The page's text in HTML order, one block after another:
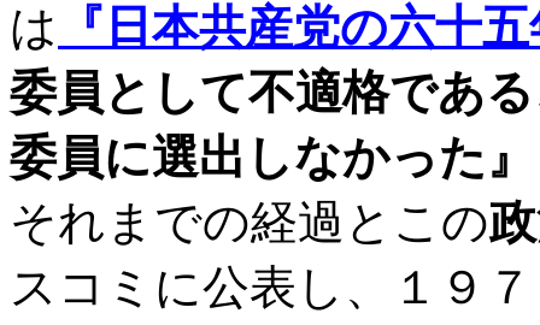
は 『日本共産党の六十
委員として不適格であ
委員に選出しなかった』
それまでの経過とこの
スコミに公表し、１９